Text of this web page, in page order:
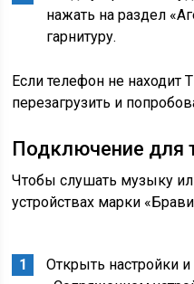
нажать на раздел
гарнитуру.
Если телефон не находит
перезагрузить и
Подключение для
Чтобы слушать музыку
устройствах марки
Открыть настройки